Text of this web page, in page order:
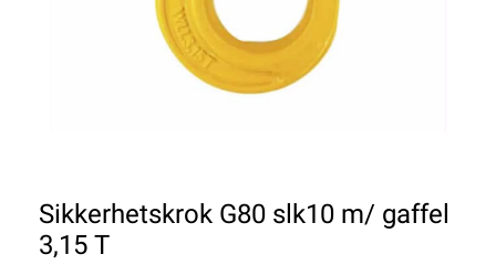
Sikkerhetskrok G80 slk10 m/ gaffel
3,15 T